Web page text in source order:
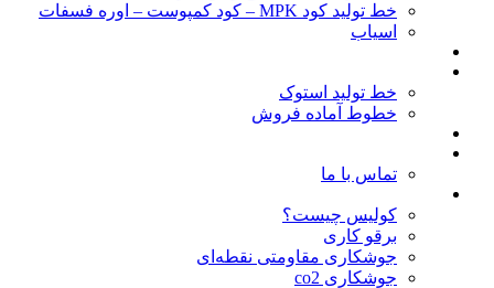
خط تولید کود MPK – کود کمپوست – اوره فسفات
اسیاب
خط تولید استوک
خطوط آماده فروش
تماس با ما
کولیس چیست؟
برقو کاری
جوشکاری مقاومتی نقطه‌ای
جوشکاری co2